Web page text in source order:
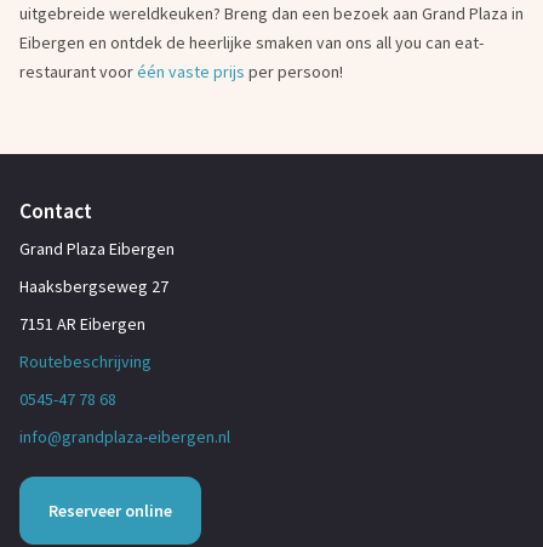
uitgebreide wereldkeuken? Breng dan een bezoek aan Grand Plaza in
Eibergen en ontdek de heerlijke smaken van ons all you can eat-
restaurant vooréén vaste prijs per persoon!
Contact
Grand Plaza Eibergen
Haaksbergseweg 27
7151 AR Eibergen
Routebeschrijving
0545-47 78 68
info@grandplaza-eibergen.nl
Reserveer online